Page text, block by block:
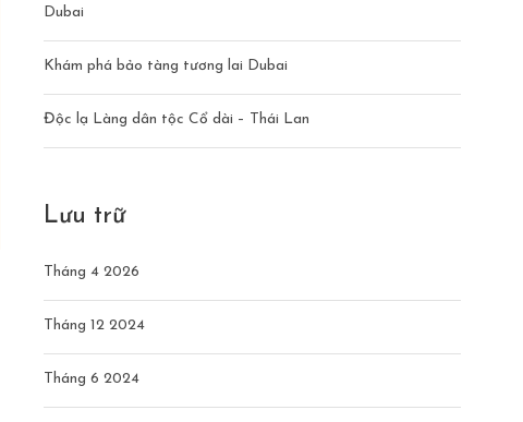
Dubai
Khám phá bảo tàng tương lai Dubai
Độc lạ Làng dân tộc Cổ dài – Thái Lan
Lưu trữ
Tháng 4 2026
Tháng 12 2024
Tháng 6 2024